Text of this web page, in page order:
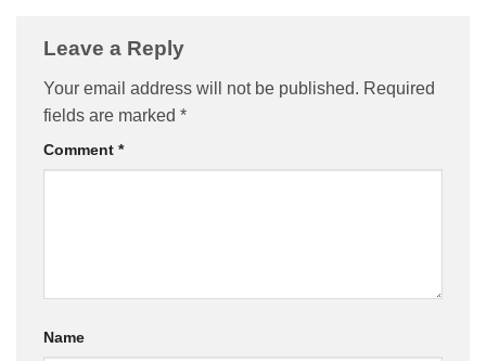
Leave a Reply
Your email address will not be published. Required
fields are marked *
Comment *
Name